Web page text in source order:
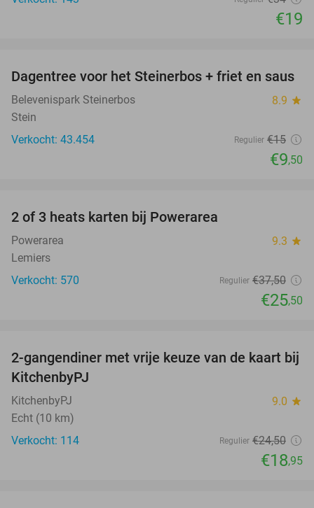
€19
37%
Dagentree voor het Steinerbos + friet en saus
Belevenispark Steinerbos 8.9 star
Stein
Verkocht: 43.454
Regulier €15
€9,50
2 of 3 heats karten bij Powerarea
Powerarea 9.3 star
Lemiers
Verkocht: 570
Regulier €37,50
€25,50
23%
2-gangendiner met vrije keuze van de kaart bij
KitchenbyPJ
KitchenbyPJ 9.0 star
Echt (10 km)
Verkocht: 114
Regulier €24,50
€18,95